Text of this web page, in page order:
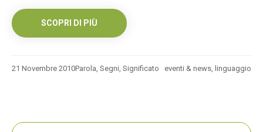
SCOPRI DI PIÙ
21 Novembre 2010 eventi & news linguaggio
Parola Segni Significato